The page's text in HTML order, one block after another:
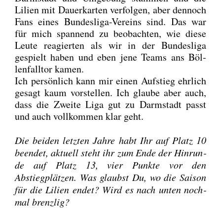
Lili­en mit Dau­er­kar­ten ver­fol­gen, aber den­noch
Fans eines Bun­des­li­ga-Ver­eins sind. Das war
für mich span­nend zu beob­ach­ten, wie die­se
Leu­te reagier­ten als wir in der Bun­des­li­ga
gespielt haben und eben jene Teams ans Böl­
len­fall­tor kamen.
Ich per­sön­lich kann mir einen Auf­stieg ehr­lich
gesagt kaum vor­stel­len. Ich glau­be aber auch,
dass die Zwei­te Liga gut zu Darm­stadt passt
und auch voll­kom­men klar geht.
Die bei­den letz­ten Jah­re habt Ihr auf Platz 10
been­det, aktu­ell steht ihr zum Ende der Hin­run­
de auf Platz 13, vier Punk­te vor den
Abstiegplät­zen. Was glaubst Du, wo die Sai­son
für die Lili­en endet? Wird es nach unten noch­
mal brenz­lig?